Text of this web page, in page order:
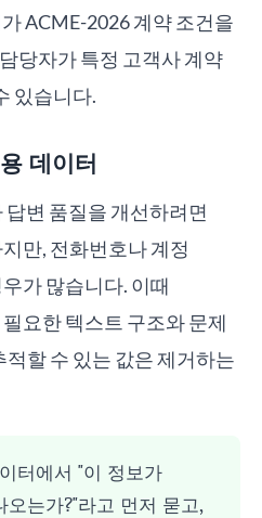
ACME-2026 계약 조건을
당자가 특정 고객사 계약
있습니다.
데이터
변 품질을 개선하려면
만, 전화번호나 계정
가 많습니다. 이때
요한 텍스트 구조와 문제
할 수 있는 값은 제거하는
터에서 "이 정보가
는가?"라고 먼저 묻고,